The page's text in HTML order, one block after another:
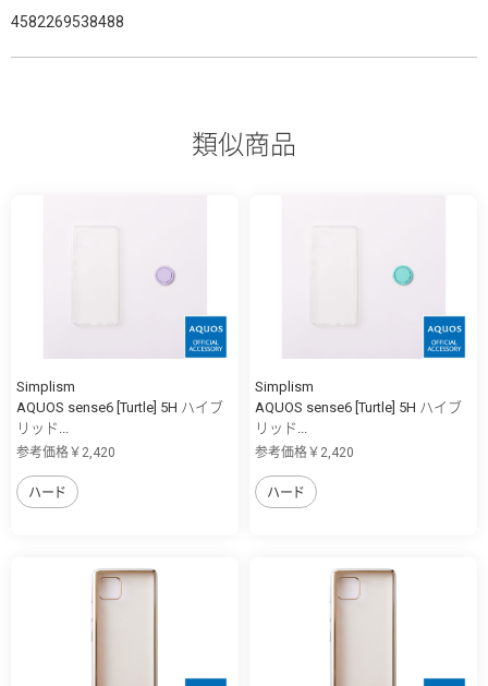
4582269538488
類似商品
Simplism
AQUOS sense6 [Turtle] 5H ハイブ
リッド...
参考価格￥2,420
ハード
Simplism
AQUOS sense6 [Turtle] 5H ハイブ
リッド...
参考価格￥2,420
ハード